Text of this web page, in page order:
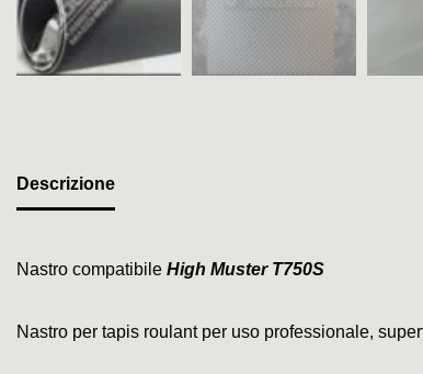
Descrizione
Nastro compatibile High Muster T750S
Nastro per tapis roulant per uso professionale,